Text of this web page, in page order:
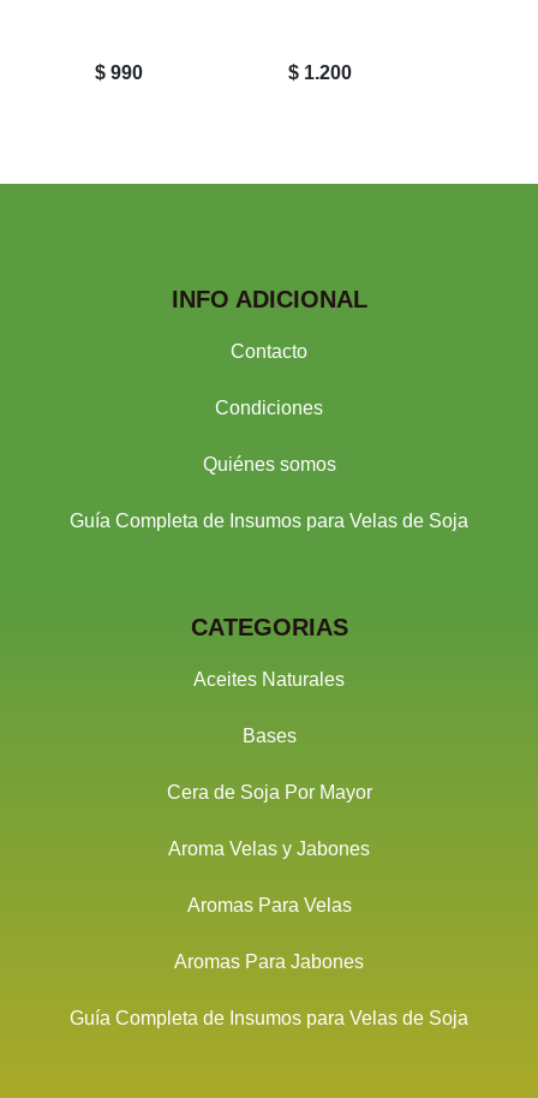
$ 990 $ 1.200
INFO ADICIONAL
Contacto
Condiciones
Quiénes somos
Guía Completa de Insumos para Velas de Soja
CATEGORIAS
Aceites Naturales
Bases
Cera de Soja Por Mayor
Aroma Velas y Jabones
Aromas Para Velas
Aromas Para Jabones
Guía Completa de Insumos para Velas de Soja